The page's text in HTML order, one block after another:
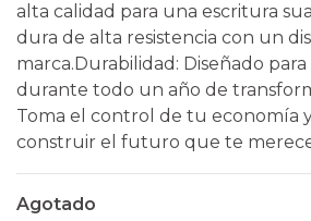
alta calidad para una escritura
dura de alta resistencia con un
marca. ​Durabilidad: Diseñado
durante todo un año de
Toma el control de tu economía
construir el futuro que te
Agotado